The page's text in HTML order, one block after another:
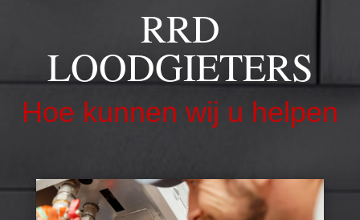
RRD
LOODGIETERS
Hoe kunnen wij u helpen